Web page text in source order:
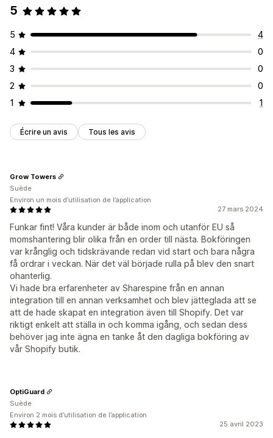
5
5
4
4
0
3
0
2
0
1
1
Écrire un avis Tous les avis
27 mars 2024
Funkar fint! Våra kunder är både inom och utanför EU så
momshantering blir olika från en order till nästa. Bokföringen
var krånglig och tidskrävande redan vid start och bara några
få ordrar i veckan. När det väl började rulla på blev den snart
ohanterlig.
Vi hade bra erfarenheter av Sharespine från en annan
integration till en annan verksamhet och blev jätteglada att se
att de hade skapat en integration även till Shopify. Det var
riktigt enkelt att ställa in och komma igång, och sedan dess
behöver jag inte ägna en tanke åt den dagliga bokföring av
vår Shopify butik.
Grow Towers
Suède
Environ un mois d’utilisation de l’application
25 avril 2023
OptiGuard
Suède
Environ 2 mois d’utilisation de l’application